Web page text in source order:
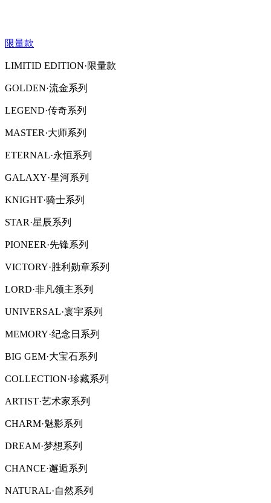
限量款
LIMITID EDITION·限量款
GOLDEN·流金系列
LEGEND·传奇系列
MASTER·大师系列
ETERNAL·永恒系列
GALAXY·星河系列
KNIGHT·骑士系列
STAR·星辰系列
PIONEER·先锋系列
VICTORY·胜利勋章系列
LORD·非凡领主系列
UNIVERSAL·寰宇系列
MEMORY·纪念日系列
BIG GEM·大宝石系列
COLLECTION·珍藏系列
ARTIST·艺术家系列
CHARM·魅影系列
DREAM·梦想系列
CHANCE·邂逅系列
NATURAL·自然系列